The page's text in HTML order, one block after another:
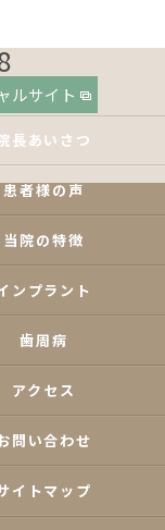
ルサイト
長あいさつ
患者様の声
当院の特徴
ンプラント
歯周病
アクセス
問い合わせ
イトマップ